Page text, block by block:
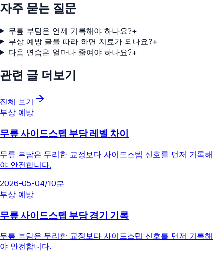
자주 묻는 질문
무릎 부담은 언제 기록해야 하나요?+
부상 예방 글을 따라 하면 치료가 되나요?+
다음 연습은 얼마나 줄여야 하나요?+
관련 글 더보기
전체 보기
부상 예방
무릎 사이드스텝 부담 레벨 차이
무릎 부담은 무리한 교정보다 사이드스텝 신호를 먼저 기록해
야 안전합니다.
2026-05-04/10분
부상 예방
무릎 사이드스텝 부담 경기 기록
무릎 부담은 무리한 교정보다 사이드스텝 신호를 먼저 기록해
야 안전합니다.